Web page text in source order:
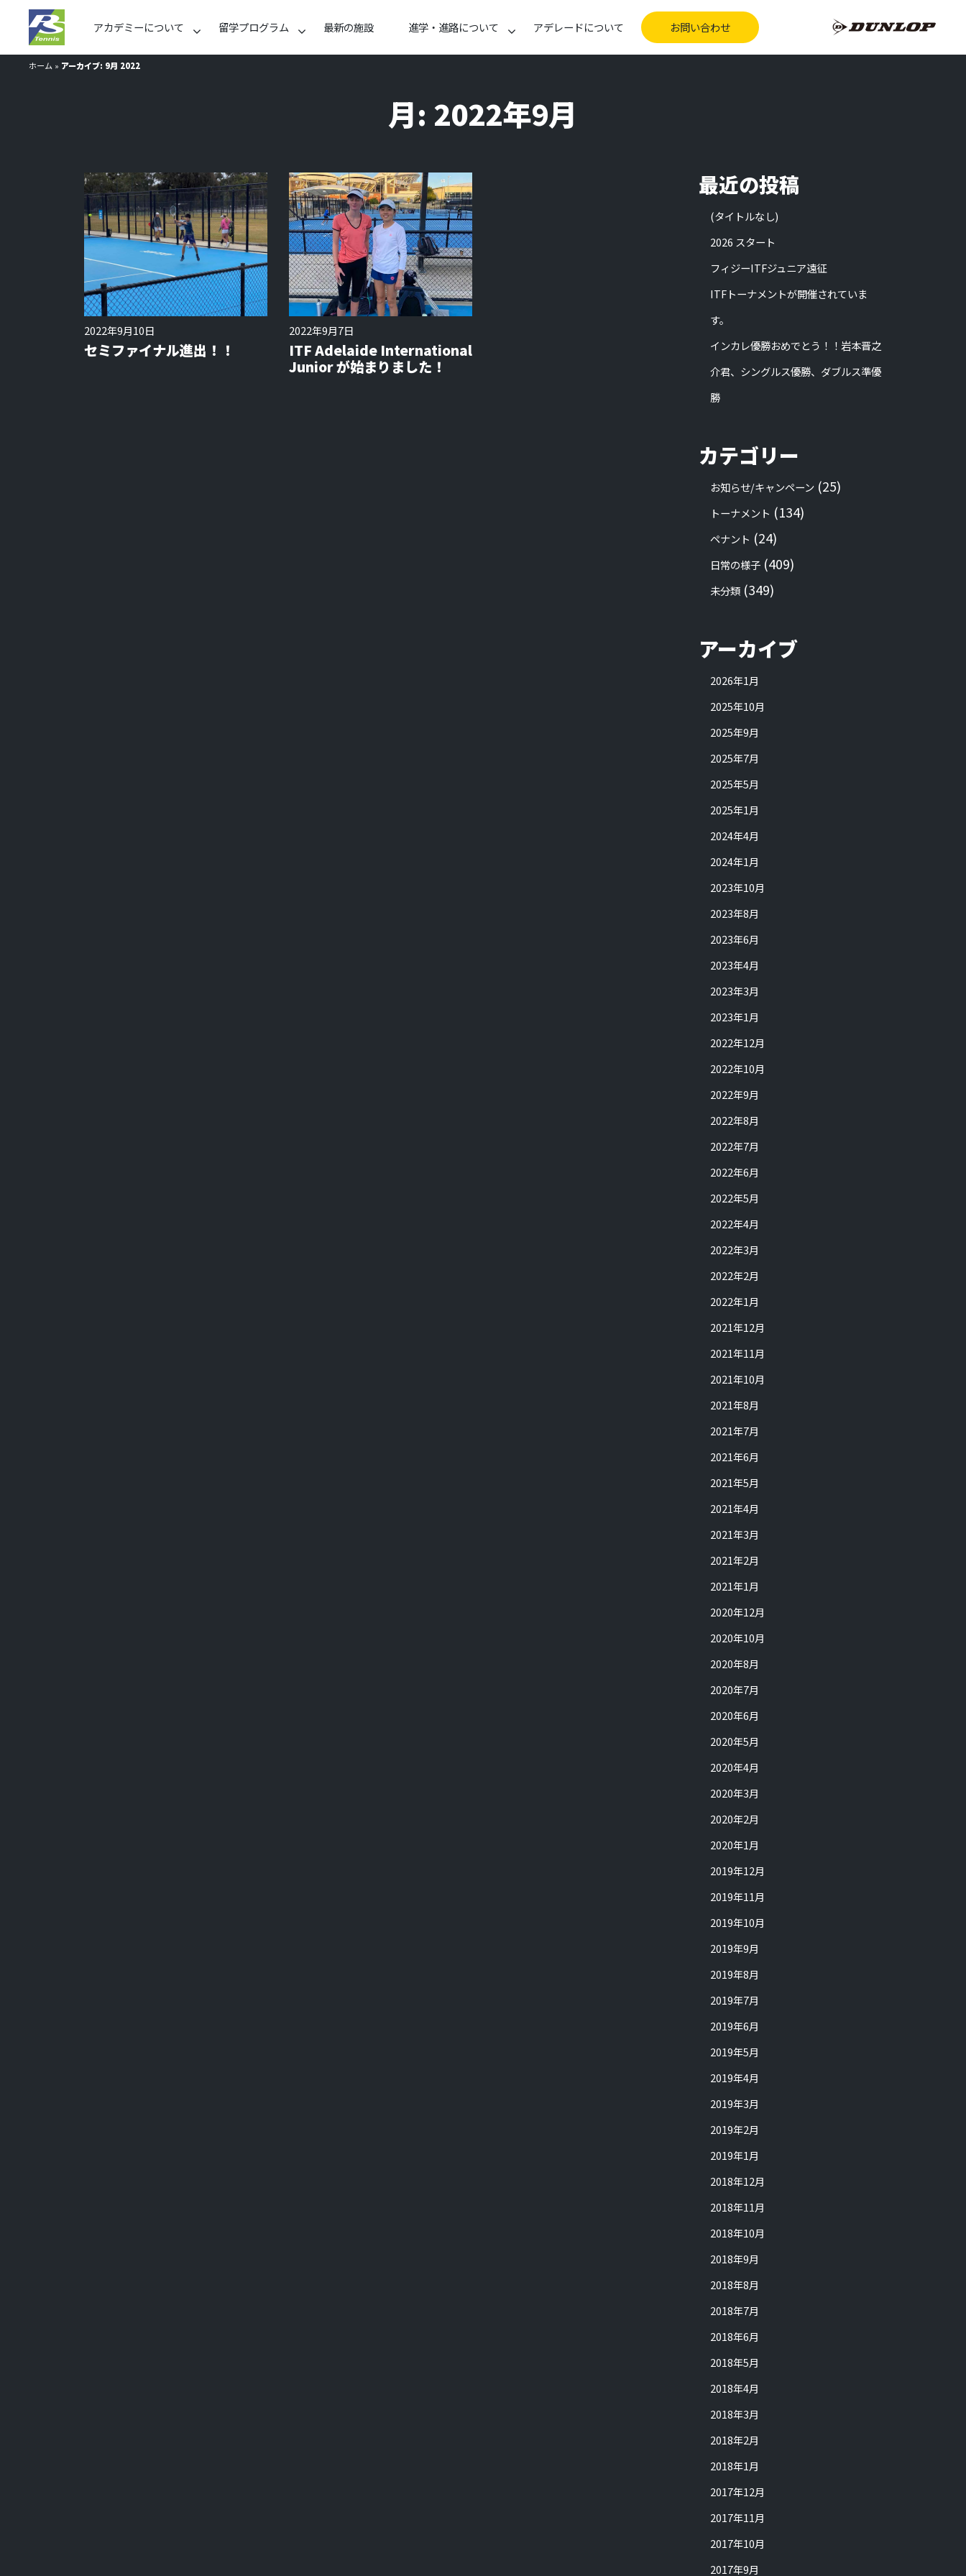
アカデミーについて 留学プログラム 最新の施設 進学・進路について アデレードについて お問い合わせ
ホーム » アーカイブ: 9月 2022
月: 2022年9月
2022年9月10日
セミファイナル進出！！
2022年9月7日
ITF Adelaide International
Junior が始まりました！
最近の投稿
(タイトルなし)
2026 スタート
フィジーITFジュニア遠征
ITFトーナメントが開催されていま
す。
インカレ優勝おめでとう！！岩本晋之
介君、シングルス優勝、ダブルス準優
勝
カテゴリー
お知らせ/キャンペーン (25)
トーナメント (134)
ペナント (24)
日常の様子 (409)
未分類 (349)
アーカイブ
2026年1月
2025年10月
2025年9月
2025年7月
2025年5月
2025年1月
2024年4月
2024年1月
2023年10月
2023年8月
2023年6月
2023年4月
2023年3月
2023年1月
2022年12月
2022年10月
2022年9月
2022年8月
2022年7月
2022年6月
2022年5月
2022年4月
2022年3月
2022年2月
2022年1月
2021年12月
2021年11月
2021年10月
2021年8月
2021年7月
2021年6月
2021年5月
2021年4月
2021年3月
2021年2月
2021年1月
2020年12月
2020年10月
2020年8月
2020年7月
2020年6月
2020年5月
2020年4月
2020年3月
2020年2月
2020年1月
2019年12月
2019年11月
2019年10月
2019年9月
2019年8月
2019年7月
2019年6月
2019年5月
2019年4月
2019年3月
2019年2月
2019年1月
2018年12月
2018年11月
2018年10月
2018年9月
2018年8月
2018年7月
2018年6月
2018年5月
2018年4月
2018年3月
2018年2月
2018年1月
2017年12月
2017年11月
2017年10月
2017年9月